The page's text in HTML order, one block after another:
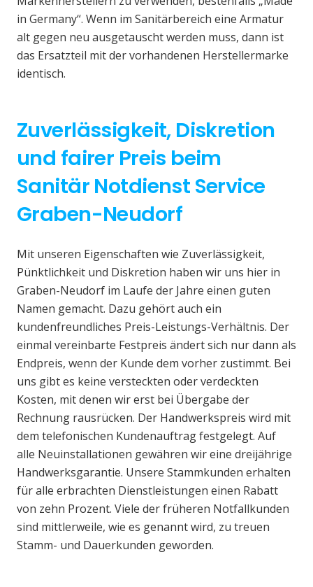
in Germany“. Wenn im Sanitärbereich eine Armatur
alt gegen neu ausgetauscht werden muss, dann ist
das Ersatzteil mit der vorhandenen Herstellermarke
identisch.
Zuverlässigkeit, Diskretion
und fairer Preis beim
Sanitär Notdienst Service
Graben-Neudorf
Mit unseren Eigenschaften wie Zuverlässigkeit,
Pünktlichkeit und Diskretion haben wir uns hier in
Graben-Neudorf im Laufe der Jahre einen guten
Namen gemacht. Dazu gehört auch ein
kundenfreundliches Preis-Leistungs-Verhältnis. Der
einmal vereinbarte Festpreis ändert sich nur dann als
Endpreis, wenn der Kunde dem vorher zustimmt. Bei
uns gibt es keine versteckten oder verdeckten
Kosten, mit denen wir erst bei Übergabe der
Rechnung rausrücken. Der Handwerkspreis wird mit
dem telefonischen Kundenauftrag festgelegt. Auf
alle Neuinstallationen gewähren wir eine dreijährige
Handwerksgarantie. Unsere Stammkunden erhalten
für alle erbrachten Dienstleistungen einen Rabatt
von zehn Prozent. Viele der früheren Notfallkunden
sind mittlerweile, wie es genannt wird, zu treuen
Stamm- und Dauerkunden geworden.